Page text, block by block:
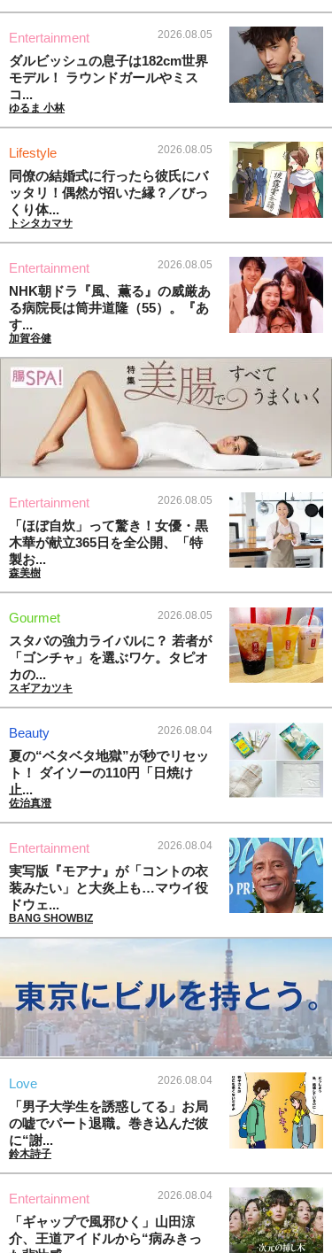
Entertainment 2026.08.05
ダルビッシュの息子は182cm世界
モデル！ ラウンドガールやミス
コ...
ゆるま 小林
Lifestyle 2026.08.05
同僚の結婚式に行ったら彼氏にバ
ッタリ！偶然が招いた縁？／びっ
くり体...
トシタカマサ
Entertainment 2026.08.05
NHK朝ドラ『風、薫る』の威厳あ
る病院長は筒井道隆（55）。『あ
す...
加賀谷健
Entertainment 2026.08.05
「ほぼ自炊」って驚き！女優・黒
木華が献立365日を全公開、「特
製お...
森美樹
Gourmet 2026.08.05
スタバの強力ライバルに？ 若者が
「ゴンチャ」を選ぶワケ。タピオ
カの...
スギアカツキ
Beauty 2026.08.04
夏の“ベタベタ地獄”が秒でリセッ
ト！ ダイソーの110円「日焼け
止...
佐治真澄
Entertainment 2026.08.04
実写版『モアナ』が「コントの衣
装みたい」と大炎上も…マウイ役
ドウェ...
BANG SHOWBIZ
Love 2026.08.04
「男子大学生を誘惑してる」お局
の嘘でパート退職。巻き込んだ彼
に“謝...
鈴木詩子
Entertainment 2026.08.04
「ギャップで風邪ひく」山田涼
介、王道アイドルから“病みきっ